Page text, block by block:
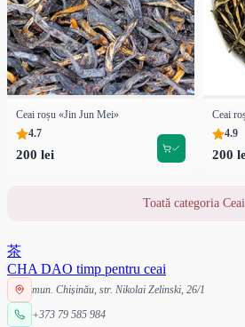
Ceai roșu «Jin Jun Mei»
4.7
200 lei
Ceai
4.9
200
Toată categoria
茶
CHA DAO timp pentru ceai
mun. Chișinău, str. Nikolai Zelinski, 26/1
+373 79 585 984